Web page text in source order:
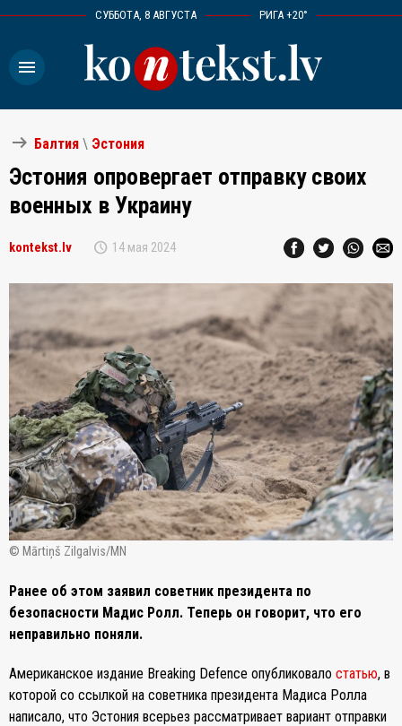
СУББОТА, 8 АВГУСТА РИГА +20°
menu
arrow_right_alt Балтия \ Эстония
Эстония опровергает отправку своих
военных в Украину
kontekst.lv schedule 14 мая 2024
© Mārtiņš Zilgalvis/MN
Ранее об этом заявил советник президента по
безопасности Мадис Ролл. Теперь он говорит, что его
неправильно поняли.
Американское издание Breaking Defence опубликовало статью, в
которой со ссылкой на советника президента Мадиса Ролла
написало, что Эстония всерьез рассматривает вариант отправки